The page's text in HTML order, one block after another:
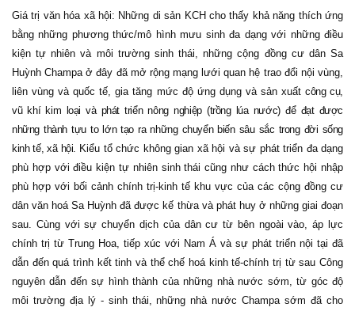
Giá trị văn hóa xã hội: Những di sản KCH cho thấy khả năng thích ứng
bằng những phương thức/mô hình mưu sinh đa dạng với những điều
kiện tự nhiên và môi trường sinh thái, những cộng đồng cư dân Sa
Huỳnh Champa ở đây đã mở rộng mạng lưới quan hệ trao đổi nội vùng,
liên vùng và quốc tế, gia tăng mức độ ứng dụng và sản xuấtcông cụ,
vũ khí kim loại và phát triển nông nghiệp (trồng lúa nước) để đạt được
những thành tựu to lớn tạo ra những chuyển biến sâu sắc trong đời sống
kinh tế, xã hội. Kiểu tổ chức không gian xã hội và sự phát triển đa dạng
phù hợp với điều kiện tự nhiên sinh thái cũng như cách thức hội nhập
phù hợp với bối cảnh chính trị-kinh tế khu vực của các cộng đồng cư
dân văn hoá Sa Huỳnh đã được kế thừa và phát huy ở những giai đoạn
sau. Cùng với sự chuyển dịch của dân cư từ bên ngoài vào, áp lực
chính trị từ Trung Hoa, tiếp xúc với Nam Á và sự phát triển nội tại đã
dẫn đến quá trình kết tinh và thể chế hoá kinh tế-chính trị từ sau Công
nguyên dẫn đến sự hình thành của những nhà nước sớm, từ góc độ
môi trường địa lý - sinh thái, những nhà nước Champa sớm đã cho